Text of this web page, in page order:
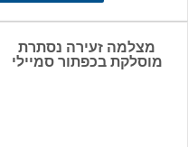
מצלמה זעירה נסתרת
מוסלקת בכפתור סמיילי